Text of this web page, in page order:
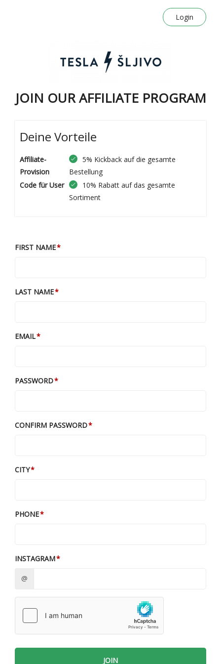
Login
JOIN OUR AFFILIATE PROGRAM
Deine Vorteile
Affiliate-
Provision
5% Kickback auf die gesamte
Bestellung
Code für User
10% Rabatt auf das gesamte
Sortiment
FIRST NAME
LAST NAME
EMAIL
PASSWORD
CONFIRM PASSWORD
CITY
PHONE
INSTAGRAM
@
JOIN